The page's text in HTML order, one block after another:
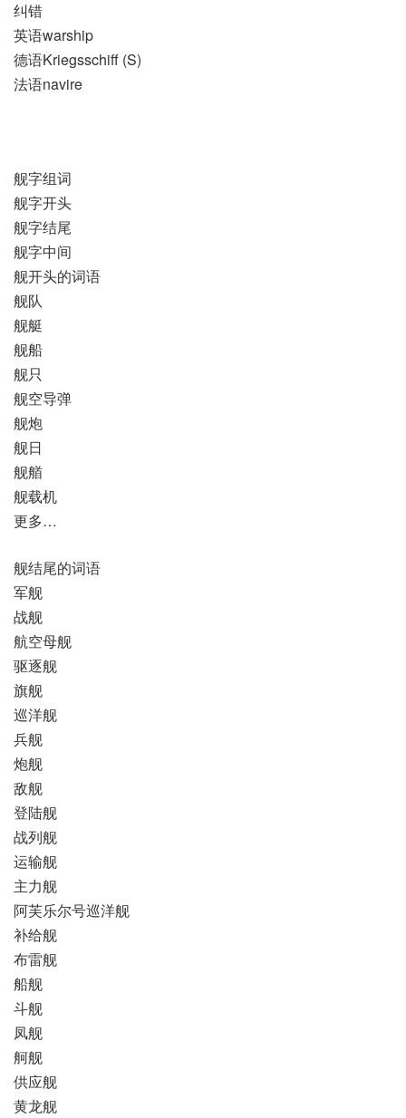
纠错
英语warship
德语Kriegsschiff (S)
法语navire
舰字组词
舰字开头
舰字结尾
舰字中间
舰开头的词语
舰队
舰艇
舰船
舰只
舰空导弹
舰炮
舰日
舰艏
舰载机
更多…
舰结尾的词语
军舰
战舰
航空母舰
驱逐舰
旗舰
巡洋舰
兵舰
炮舰
敌舰
登陆舰
战列舰
运输舰
主力舰
阿芙乐尔号巡洋舰
补给舰
布雷舰
船舰
斗舰
凤舰
舸舰
供应舰
黄龙舰